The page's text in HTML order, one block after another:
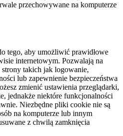
przechowywane na komputerze
tego, aby umożliwić prawidłowe
internetowym. Pozwalają na
takich jak logowanie,
lub zapewnienie bezpieczeństwa
zmienić ustawienia przeglądarki,
jednakże niektóre funkcjonalności
Niezbędne pliki cookie nie są
na komputerze lub innym
z chwilą zamknięcia